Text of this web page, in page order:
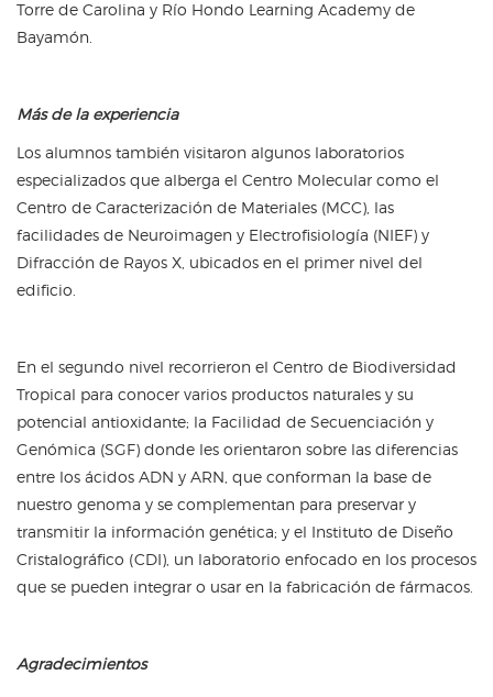
Torre de Carolina y Río Hondo Learning Academy de
Bayamón.
Más de la experiencia
Los alumnos también visitaron algunos laboratorios
especializados que alberga el Centro Molecular como el
Centro de Caracterización de Materiales (MCC), las
facilidades de Neuroimagen y Electrofisiología (NIEF) y
Difracción de Rayos X, ubicados en el primer nivel del
edificio.
En el segundo nivel recorrieron el Centro de Biodiversidad
Tropical para conocer varios productos naturales y su
potencial antioxidante; la Facilidad de Secuenciación y
Genómica (SGF) donde les orientaron sobre las diferencias
entre los ácidos ADN y ARN, que conforman la base de
nuestro genoma y se complementan para preservar y
transmitir la información genética; y el Instituto de Diseño
Cristalográfico (CDI), un laboratorio enfocado en los procesos
que se pueden integrar o usar en la fabricación de fármacos.
Agradecimientos